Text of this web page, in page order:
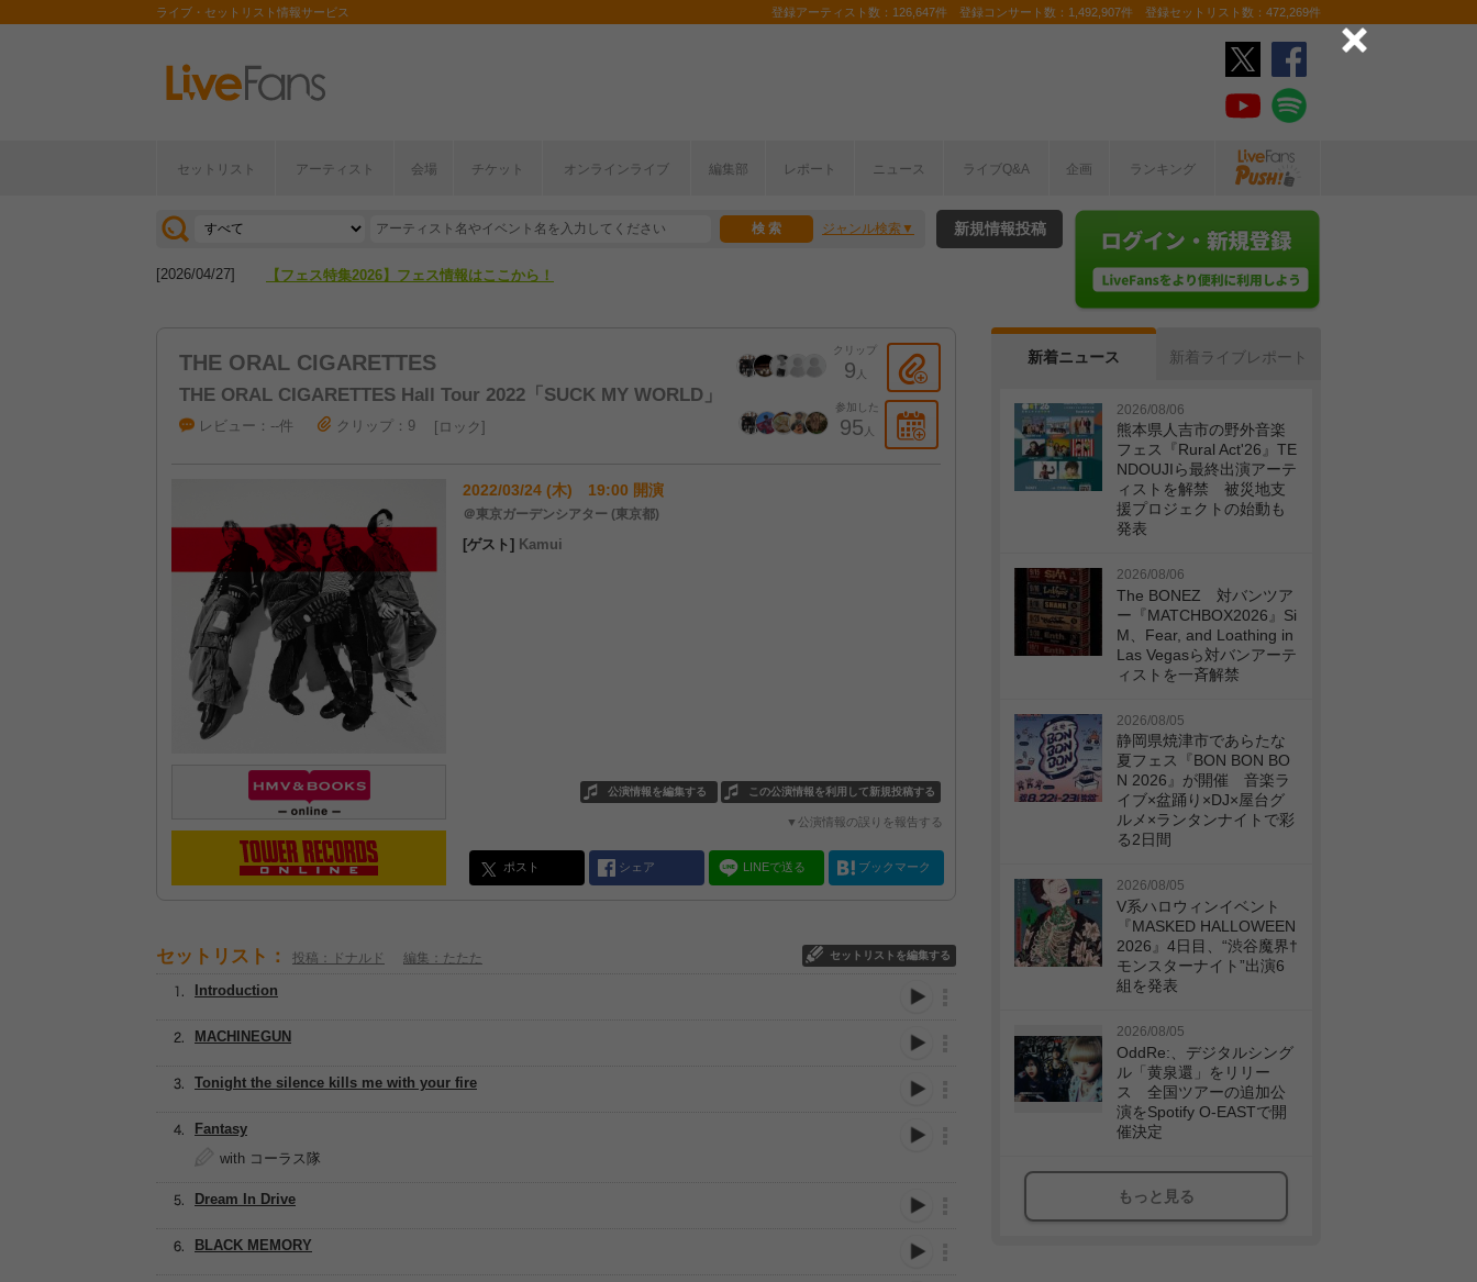
ライブ・セットリスト情報サービス 登録アーティスト数：126,647件 登録コンサート数：1,492,907件 登録セットリスト数：472,269件
セットリスト アーティスト 会場 チケット オンラインライブ 編集部 レポート ニュース ライブQ&A 企画 ランキング
ジャンル検索
[2026/07/28] 【ライブ動員ランキング】2026年上半期編発表！
[2026/04/27] 【フェス特集2026】フェス情報はここから！
新規情報投稿
THE ORAL CIGARETTES
THE ORAL CIGARETTES Hall Tour 2022「SUCK MY WORLD」
クリップ
9 人
参加した
95 人
レビュー：--件 クリップ：9 ロック
2022/03/24 (木) 19:00 開演
＠東京ガーデンシアター (東京都)
[ゲスト] Kamui
この公演情報を利用して新規投稿する
公演情報を編集する
▼公演情報の誤りを報告する
ポスト シェア LINEで送る ブックマーク
セットリスト： 投稿：ドナルド 編集：たたた セットリストを編集する
Fantasy
with コーラス隊
Introduction
Dream In Drive
BLACK MEMORY
MACHINEGUN
Tonight the silence kills me with your fire
新着ニュース 新着ライブレポート
2026/08/06
熊本県人吉市の野外音楽
フェス『Rural Act'26』TE
NDOUJIら最終出演アーテ
ィストを解禁 被災地支
援プロジェクトの始動も
発表
2026/08/06
The BONEZ 対バンツア
ー『MATCHBOX2026』Si
M、Fear, and Loathing in
Las Vegasら対バンアーテ
ィストを一斉解禁
2026/08/05
静岡県焼津市であらたな
夏フェス『BON BON BO
N 2026』が開催 音楽ラ
イブ×盆踊り×DJ×屋台グ
ルメ×ランタンナイトで彩
る2日間
2026/08/05
V系ハロウィンイベント
『MASKED HALLOWEEN
2026』4日目、“渋谷魔界†
モンスターナイト”出演6
組を発表
2026/08/05
OddRe:、デジタルシング
ル「黄泉還」をリリー
ス 全国ツアーの追加公
演をSpotify O-EASTで開
催決定
もっと見る